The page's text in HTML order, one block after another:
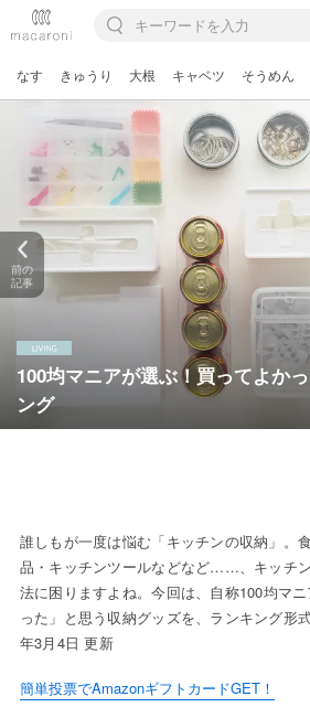
なす きゅうり 大根 キャベツ そうめん
100均マニアが選ぶ！買ってよか
ング
前の
記事
誰しもが一度は悩む「キッチンの収納」。
品・キッチンツールなどなど……、キッチ
法に困りますよね。今回は、自称100均マ
った」と思う収納グッズを、ランキング形
年3月4日 更新
簡単投票でAmazonギフトカードGET！